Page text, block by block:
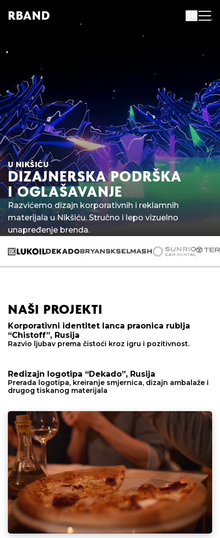
RBAND
DIZAJNERSKA PODRŠKA
I OGLAŠAVANJE
U NIKŠIĆU
Razvićemo dizajn korporativnih i reklamnih
materijala u Nikšiću. Stručno i lepo vizuelno
unapređenje brenda.
NAŠI PROJEKTI
Korporativni identitet lanca praonica rublja
“Chistoff”, Rusija
Razvio ljubav prema čistoći kroz igru ​​i pozitivnost.
Redizajn logotipa “Dekado”, Rusija
Prerada logotipa, kreiranje smjernica, dizajn ambalaže i
drugog tiskanog materijala